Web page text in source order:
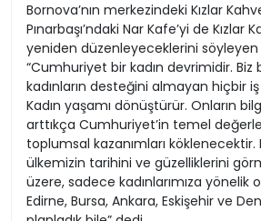
Bornova’nın merkezindeki Kızlar
Pınarbaşı’ndaki Nar Kafe’yi de Kızlar
yeniden düzenleyeceklerini söyleyen
“Cumhuriyet bir kadın devrimidir. Biz
kadınların desteğini almayan hiçbir
Kadın yaşamı dönüştürür. Onların
arttıkça Cumhuriyet’in temel
toplumsal kazanımları köklenecektir.
ülkemizin tarihini ve güzelliklerini
üzere, sadece kadınlarımıza yönelik
Edirne, Bursa, Ankara, Eskişehir ve